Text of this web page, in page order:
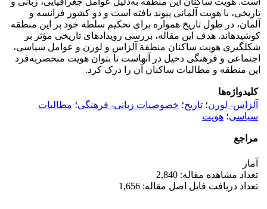
تاریخی، با هویت آلمانی پیوند یافته است و دو کشور فرانسه و
آلمان، در طول تاریخ همواره برای تحکیم سلطة خود بر این منطقه
کوشیده‏اند. هدف این مقاله، بررسی رویدادهای تاریخی مؤثر بر
شکل‏گیری هویت ساکنان منطقة آلزاس و لورن و عوامل سیاسی،
اجتماعی و فرهنگی دخیل در آنهاست تا بتوان هویت منحصر‌به‌فرد
این منطقه و مطالبات ساکنان آن را درک کرد.
کلیدواژه‌ها
آلزاس- لورن؛ تاریخ؛ خصوصیات زبانی- فرهنگی؛ مطالبات
سیاسی؛ هویت
مراجع
آمار
تعداد مشاهده مقاله: 2,840
تعداد دریافت فایل اصل مقاله: 1,656